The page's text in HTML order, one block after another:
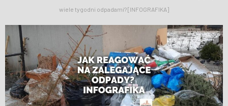
wiele tygodni odpadami? [INFOGRAFIKA]